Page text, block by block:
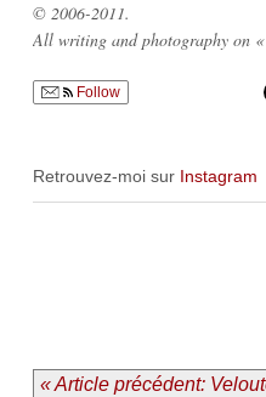
© 2006-2011.
All writing and photography on «
Follow
Retrouvez-moi sur Instagram
« Article précédent: